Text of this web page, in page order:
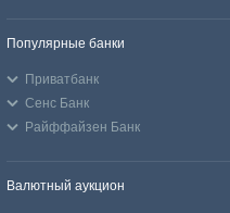
Популярные банки
Приватбанк
Сенс Банк
Райффайзен Банк
Валютный аукцион